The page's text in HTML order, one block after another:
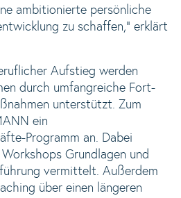
ambitionierte persönliche
zu schaffen,“ erklärt
Aufstieg werden
durch umfangreiche Fort-
unterstützt. Zum
ein
Programm an. Dabei
Grundlagen und
vermittelt. Außerdem
über einen längeren